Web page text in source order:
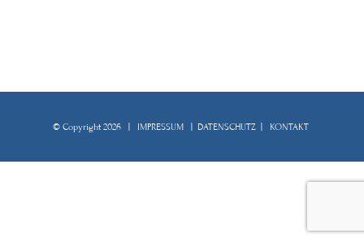
© Copyright 2026 | IMPRESSUM DATENSCHUTZ KONTAKT